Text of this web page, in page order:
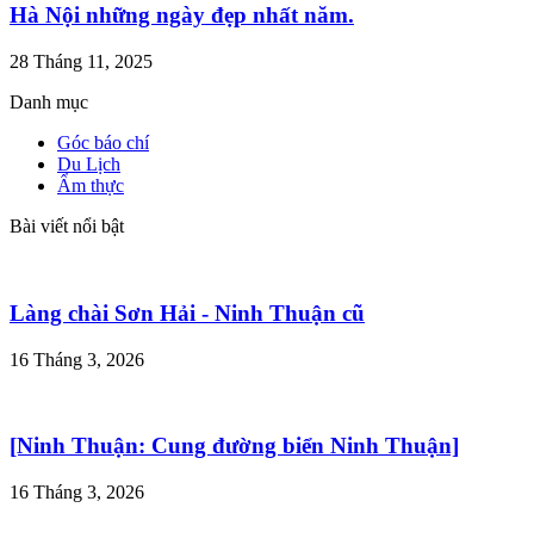
Hà Nội những ngày đẹp nhất năm.
28 Tháng 11, 2025
Danh mục
Góc báo chí
Du Lịch
Ẩm thực
Bài viết nổi bật
Làng chài Sơn Hải - Ninh Thuận cũ
16 Tháng 3, 2026
[Ninh Thuận: Cung đường biển Ninh Thuận]
16 Tháng 3, 2026